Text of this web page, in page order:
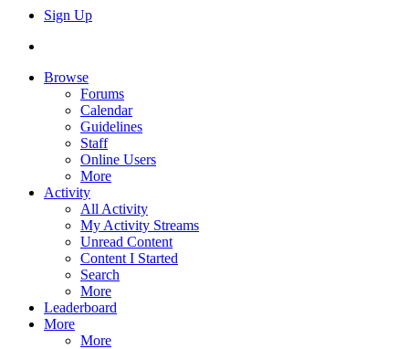
Sign Up
Browse
Forums
Calendar
Guidelines
Staff
Online Users
More
Activity
All Activity
My Activity Streams
Unread Content
Content I Started
Search
More
Leaderboard
More
More